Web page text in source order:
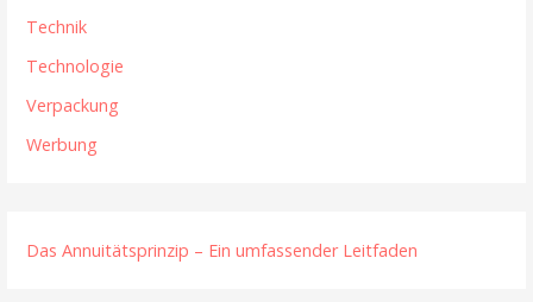
Technik
Technologie
Verpackung
Werbung
Das Annuitätsprinzip – Ein umfassender Leitfaden